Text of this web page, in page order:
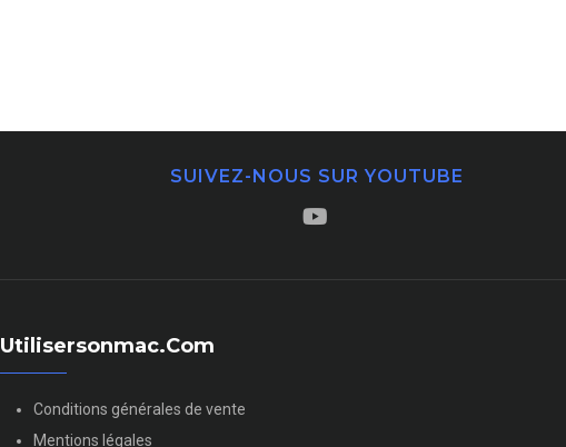
SUIVEZ-NOUS SUR YOUTUBE
Utilisersonmac.com
Conditions générales de vente
Mentions légales